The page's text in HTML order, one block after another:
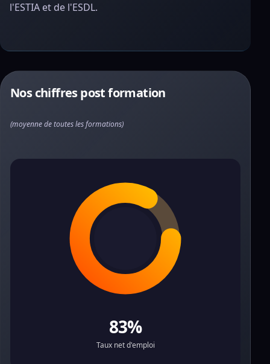
l'ESTIA et de l'ESDL.
Nos chiffres post formation
(moyenne de toutes les formations)
83%
Taux net d'emploi